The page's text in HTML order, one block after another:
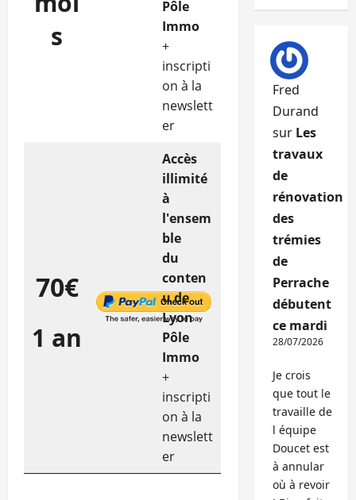
s
Pôle
Immo
+
inscripti
on à la
newslett
er
70€
1 an
Accès
illimité
à
l'ensem
ble
du
conten
u de
Lyon
Pôle
Immo
+
inscripti
on à la
newslett
er
Fred
Durand
sur Les
travaux
de
rénovation
des
trémies
de
Perrache
débutent
ce mardi
28/07/2026
Je crois
que tout le
travaille de
l équipe
Doucet est
à annular
où à revoir